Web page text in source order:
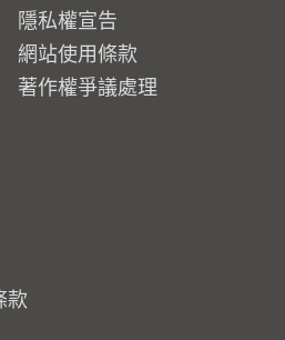
隱私權宣告
網站使用條款
著作權爭議處理
款